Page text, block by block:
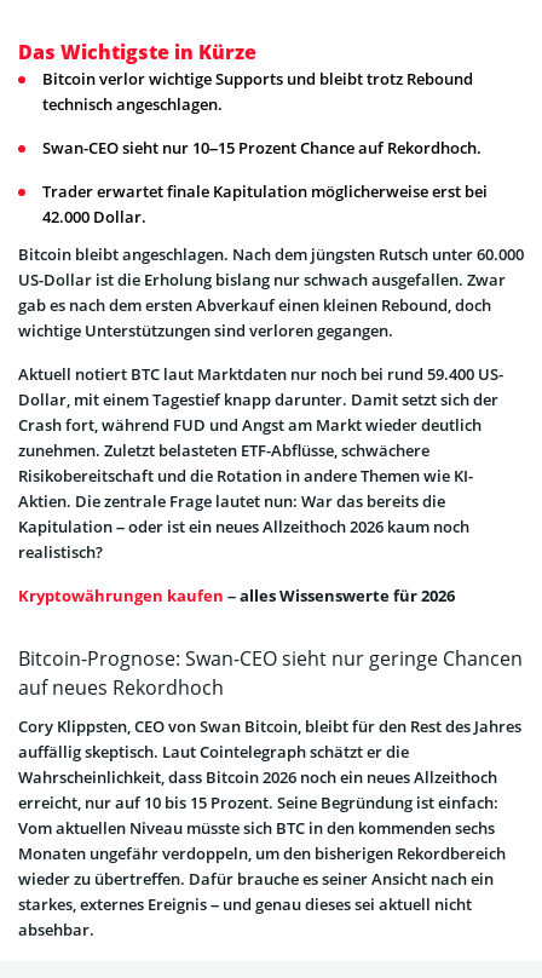
Das Wichtigste in Kürze
Bitcoin verlor wichtige Supports und bleibt trotz Rebound
technisch angeschlagen.
Swan-CEO sieht nur 10–15 Prozent Chance auf Rekordhoch.
Trader erwartet finale Kapitulation möglicherweise erst bei
42.000 Dollar.
Bitcoin bleibt angeschlagen. Nach dem jüngsten Rutsch unter 60.000
US-Dollar ist die Erholung bislang nur schwach ausgefallen. Zwar
gab es nach dem ersten Abverkauf einen kleinen Rebound, doch
wichtige Unterstützungen sind verloren gegangen.
Aktuell notiert BTC laut Marktdaten nur noch bei rund 59.400 US-
Dollar, mit einem Tagestief knapp darunter. Damit setzt sich der
Crash fort, während FUD und Angst am Markt wieder deutlich
zunehmen. Zuletzt belasteten ETF-Abflüsse, schwächere
Risikobereitschaft und die Rotation in andere Themen wie KI-
Aktien. Die zentrale Frage lautet nun: War das bereits die
Kapitulation – oder ist ein neues Allzeithoch 2026 kaum noch
realistisch?
Kryptowährungen kaufen – alles Wissenswerte für 2026
Bitcoin-Prognose: Swan-CEO sieht nur geringe Chancen
auf neues Rekordhoch
Cory Klippsten, CEO von Swan Bitcoin, bleibt für den Rest des Jahres
auffällig skeptisch. Laut Cointelegraph schätzt er die
Wahrscheinlichkeit, dass Bitcoin 2026 noch ein neues Allzeithoch
erreicht, nur auf 10 bis 15 Prozent. Seine Begründung ist einfach:
Vom aktuellen Niveau müsste sich BTC in den kommenden sechs
Monaten ungefähr verdoppeln, um den bisherigen Rekordbereich
wieder zu übertreffen. Dafür brauche es seiner Ansicht nach ein
starkes, externes Ereignis – und genau dieses sei aktuell nicht
absehbar.